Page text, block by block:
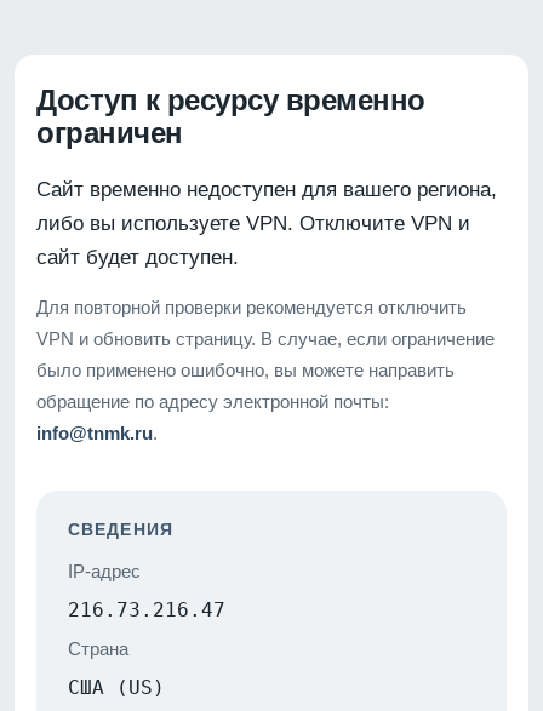
Доступ к ресурсу временно
ограничен
Сайт временно недоступен для вашего региона,
либо вы используете VPN. Отключите VPN и
сайт будет доступен.
Для повторной проверки рекомендуется отключить
VPN и обновить страницу. В случае, если ограничение
было применено ошибочно, вы можете направить
обращение по адресу электронной почты:
info@tnmk.ru.
СВЕДЕНИЯ
IP-адрес
216.73.216.47
Страна
США (US)